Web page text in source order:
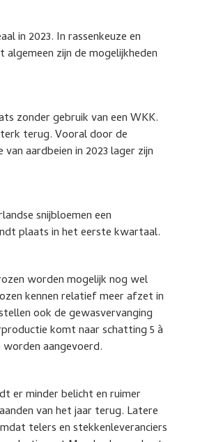
in 2023. In rassenkeuze en
zijn de mogelijkheden
zonder gebruik van een WKK.
terug. Vooral door de
aardbeien in 2023 lager zijn
snijbloemen een
plaats in het eerste kwartaal.
worden mogelijk nog wel
kennen relatief meer afzet in
ook de gewasvervanging
komt naar schatting 5 à
aangevoerd.
er minder belicht en ruimer
van het jaar terug. Latere
telers en stekkenleveranciers